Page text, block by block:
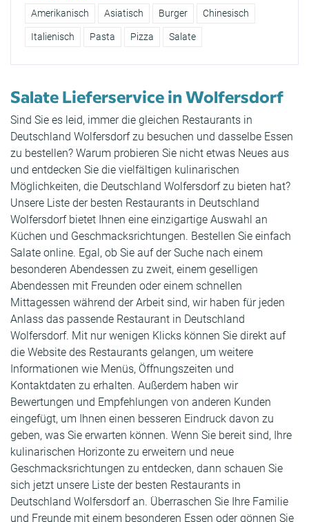
Amerikanisch Asiatisch Burger Chinesisch
Italienisch Pasta Pizza Salate
Salate Lieferservice in Wolfersdorf
Sind Sie es leid, immer die gleichen Restaurants in
Deutschland Wolfersdorf zu besuchen und dasselbe Essen
zu bestellen? Warum probieren Sie nicht etwas Neues aus
und entdecken Sie die vielfältigen kulinarischen
Möglichkeiten, die Deutschland Wolfersdorf zu bieten hat?
Unsere Liste der besten Restaurants in Deutschland
Wolfersdorf bietet Ihnen eine einzigartige Auswahl an
Küchen und Geschmacksrichtungen. Bestellen Sie einfach
Salate online. Egal, ob Sie auf der Suche nach einem
besonderen Abendessen zu zweit, einem geselligen
Abendessen mit Freunden oder einem schnellen
Mittagessen während der Arbeit sind, wir haben für jeden
Anlass das passende Restaurant in Deutschland
Wolfersdorf. Mit nur wenigen Klicks können Sie direkt auf
die Website des Restaurants gelangen, um weitere
Informationen wie Menüs, Öffnungszeiten und
Kontaktdaten zu erhalten. Außerdem haben wir
Bewertungen und Empfehlungen von anderen Kunden
eingefügt, um Ihnen einen besseren Eindruck davon zu
geben, was Sie erwarten können. Wenn Sie bereit sind, Ihre
kulinarischen Horizonte zu erweitern und neue
Geschmacksrichtungen zu entdecken, dann schauen Sie
sich jetzt unsere Liste der besten Restaurants in
Deutschland Wolfersdorf an. Überraschen Sie Ihre Familie
und Freunde mit einem besonderen Essen oder gönnen Sie